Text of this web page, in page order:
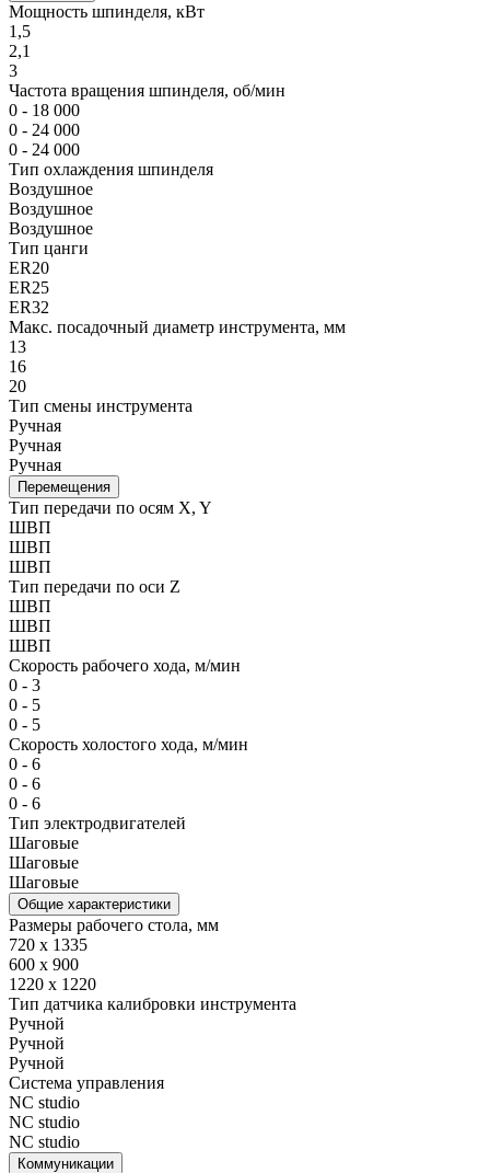
Мощность шпинделя, кВт
1,5
2,1
3
Частота вращения шпинделя, об/мин
0 - 18 000
0 - 24 000
0 - 24 000
Тип охлаждения шпинделя
Воздушное
Воздушное
Воздушное
Тип цанги
ER20
ER25
ER32
Макс. посадочный диаметр инструмента, мм
13
16
20
Тип смены инструмента
Ручная
Ручная
Ручная
Перемещения
Тип передачи по осям X, Y
ШВП
ШВП
ШВП
Тип передачи по оси Z
ШВП
ШВП
ШВП
Скорость рабочего хода, м/мин
0 - 3
0 - 5
0 - 5
Скорость холостого хода, м/мин
0 - 6
0 - 6
0 - 6
Тип электродвигателей
Шаговые
Шаговые
Шаговые
Общие характеристики
Размеры рабочего стола, мм
720 x 1335
600 x 900
1220 x 1220
Тип датчика калибровки инструмента
Ручной
Ручной
Ручной
Система управления
NC studio
NC studio
NC studio
Коммуникации